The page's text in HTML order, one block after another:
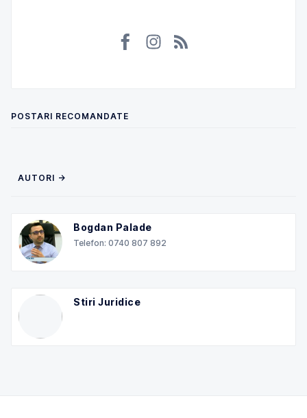
POSTARI RECOMANDATE
AUTORI →
Bogdan Palade
Telefon: 0740 807 892
Stiri Juridice